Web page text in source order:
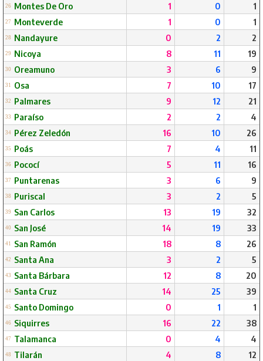
26 Montes De Oro 1 0 1
27 Monteverde 1 0 1
28 Nandayure 0 2 2
29 Nicoya 8 11 19
30 Oreamuno 3 6 9
31 Osa 7 10 17
32 Palmares 9 12 21
33 Paraíso 2 2 4
34 Pérez Zeledón 16 10 26
35 Poás 7 4 11
36 Pococí 5 11 16
37 Puntarenas 3 6 9
38 Puriscal 3 2 5
39 San Carlos 13 19 32
40 San José 14 19 33
41 San Ramón 18 8 26
42 Santa Ana 3 2 5
43 Santa Bárbara 12 8 20
44 Santa Cruz 14 25 39
45 Santo Domingo 0 1 1
46 Siquirres 16 22 38
47 Talamanca 0 4 4
48 Tilarán 4 8 12